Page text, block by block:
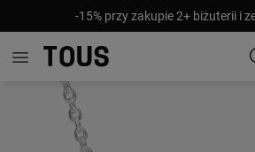
-15% przy zakupie 2+ biżuterii i